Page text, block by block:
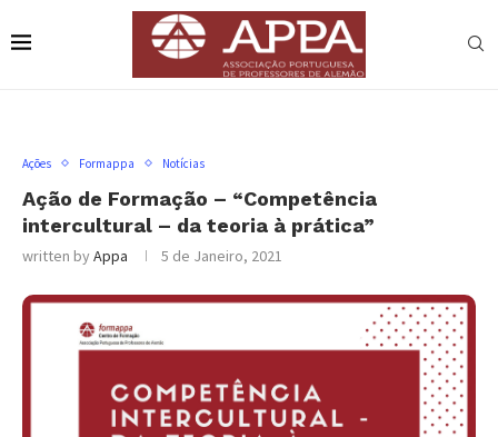
Ações Formappa Notícias
Ação de Formação – “Competência
intercultural – da teoria à prática”
written byAppa 5 de Janeiro, 2021